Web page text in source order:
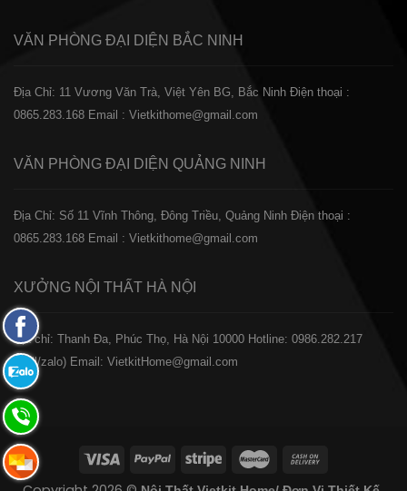
VĂN PHÒNG ĐẠI DIỆN BẮC NINH
Địa Chỉ: 11 Vương Văn Trà, Việt Yên BG, Bắc Ninh Điện thoại :
0865.283.168 Email : Vietkithome@gmail.com
VĂN PHÒNG ĐẠI DIỆN QUẢNG NINH
Địa Chỉ: Số 11 Vĩnh Thông, Đông Triều, Quảng Ninh Điện thoại :
0865.283.168 Email : Vietkithome@gmail.com
XƯỞNG NỘI THẤT HÀ NỘI
️Địa chỉ: Thanh Đa, Phúc Thọ, Hà Nội 10000 Hotline: 0986.282.217
(Call/zalo) Email: VietkitHome@gmail.com
Fanpage
Facebook
Zalo:
0865.283.168
Hotline:
0865.283.168
Hotline: